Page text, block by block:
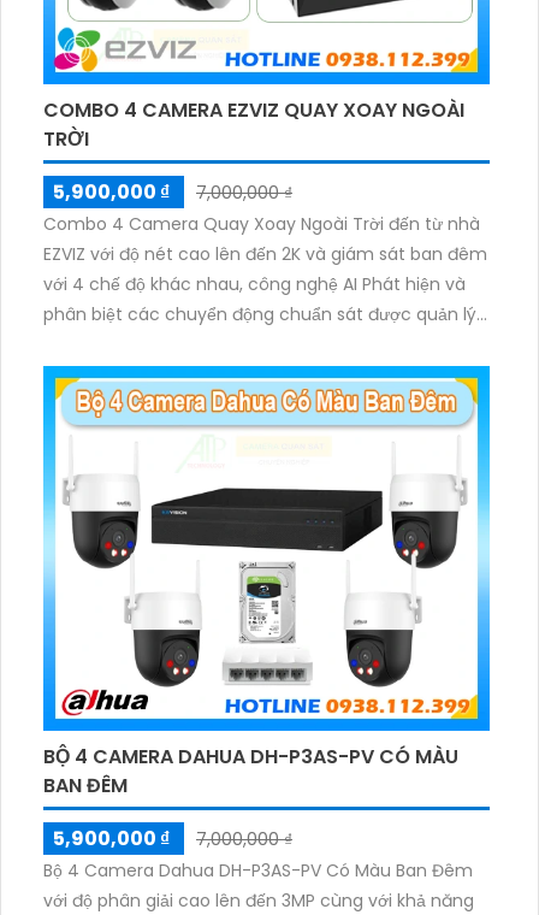
COMBO 4 CAMERA EZVIZ QUAY XOAY NGOÀI
TRỜI
5,900,000 ₫
7,000,000 ₫
Combo 4 Camera Quay Xoay Ngoài Trời đến từ nhà
EZVIZ với độ nét cao lên đến 2K và giám sát ban đêm
với 4 chế độ khác nhau, công nghệ AI Phát hiện và
phân biệt các chuyển động chuẩn sát được quản lý
BỘ 4 CAMERA DAHUA DH-P3AS-PV CÓ MÀU
BAN ĐÊM
5,900,000 ₫
7,000,000 ₫
Bộ 4 Camera Dahua DH-P3AS-PV Có Màu Ban Đêm
với độ phân giải cao lên đến 3MP cùng với khả năng